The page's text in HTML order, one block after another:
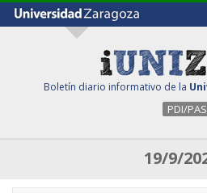
Boletín diario informativo de la
PDI/PAS
19/9/